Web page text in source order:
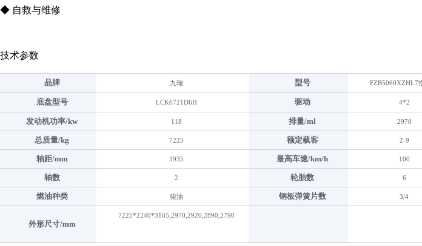
◆ 自救与维修
技术参数
品牌 九瑞 型号 FZB5060XZHL7
底盘型号 LCK6721D6H 驱动 4*2
发动机功率/kw 118 排量/ml 2970
总质量/kg 7225 额定载客 2-9
轴距/mm 3935 最高车速/km/h 100
轴数 2 轮胎数 6
燃油种类 柴油 钢板弹簧片数 3/4
外形尺寸/mm
7225*2240*3165,2970,2920,2890,2790